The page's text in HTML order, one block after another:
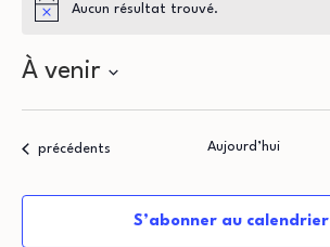
Notice
Aucun résultat trouvé.
À venir
Sélectionnez
Évènements
précédents Aujourd’hui
S’abonner au calendrier